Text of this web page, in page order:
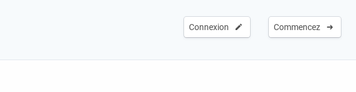
Commencez
Connexion